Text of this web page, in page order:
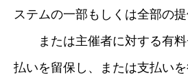
ステムの一部もしくは全部の
または主催者に対する有料
払いを留保し、または支払い